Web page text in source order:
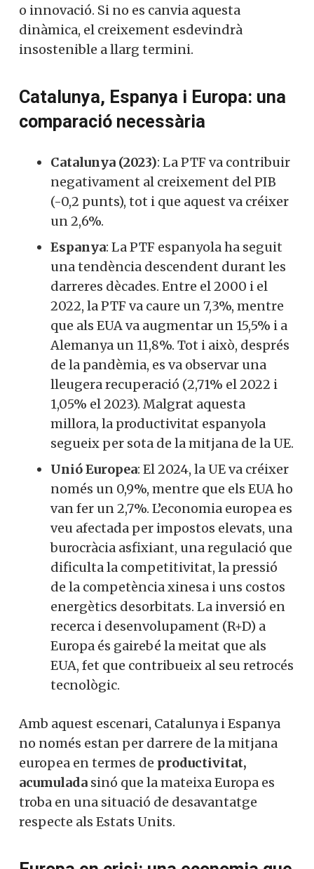
o innovació. Si no es canvia aquesta
dinàmica, el creixement esdevindrà
insostenible a llarg termini.
Catalunya, Espanya i Europa: una
comparació necessària
Catalunya (2023): La PTF va contribuir
negativament al creixement del PIB
(-0,2 punts), tot i que aquest va créixer
un 2,6%.
Espanya: La PTF espanyola ha seguit
una tendència descendent durant les
darreres dècades. Entre el 2000 i el
2022, la PTF va caure un 7,3%, mentre
que als EUA va augmentar un 15,5% i a
Alemanya un 11,8%. Tot i això, després
de la pandèmia, es va observar una
lleugera recuperació (2,71% el 2022 i
1,05% el 2023). Malgrat aquesta
millora, la productivitat espanyola
segueix per sota de la mitjana de la UE.
Unió Europea: El 2024, la UE va créixer
només un 0,9%, mentre que els EUA ho
van fer un 2,7%. L’economia europea es
veu afectada per impostos elevats, una
burocràcia asfixiant, una regulació que
dificulta la competitivitat, la pressió
de la competència xinesa i uns costos
energètics desorbitats. La inversió en
recerca i desenvolupament (R+D) a
Europa és gairebé la meitat que als
EUA, fet que contribueix al seu retrocés
tecnològic.
Amb aquest escenari, Catalunya i Espanya
no només estan per darrere de la mitjana
europea en termes de productivitat,
acumulada sinó que la mateixa Europa es
troba en una situació de desavantatge
respecte als Estats Units.